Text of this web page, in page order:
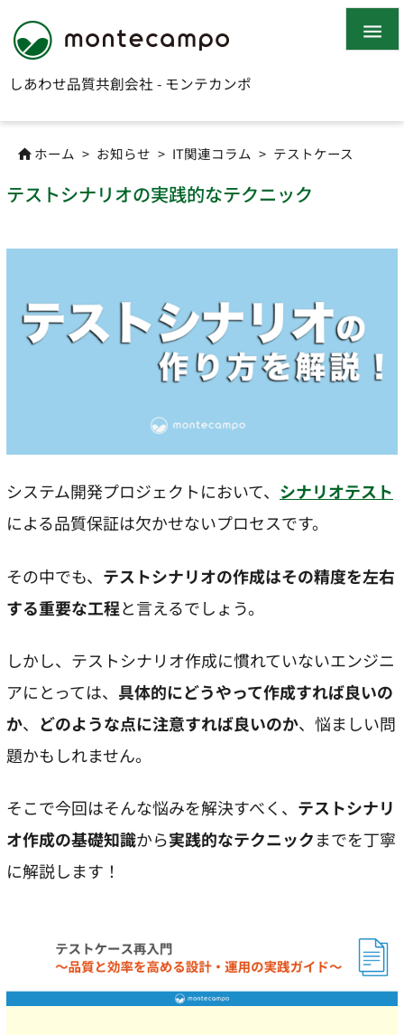
しあわせ品質共創会社 - モンテカンポ

 ホーム > お知らせ > IT関連コラム > テストケース
テストシナリオの実践的なテクニック
システム開発プロジェクトにおいて、 シナリオテスト
による品質保証は欠かせないプロセスです。
その中でも、 テストシナリオの作成はその精度を左右
する重要な工程と言えるでしょう。
しかし、テストシナリオ作成に慣れていないエンジニ
アにとっては、 具体的にどうやって作成すれば良いの
か、 どのような点に注意すれば良いのか、悩ましい問
題かもしれません。
そこで今回はそんな悩みを解決すべく、 テストシナリ
オ作成の基礎知識から実践的なテクニックまでを丁寧
に解説します！